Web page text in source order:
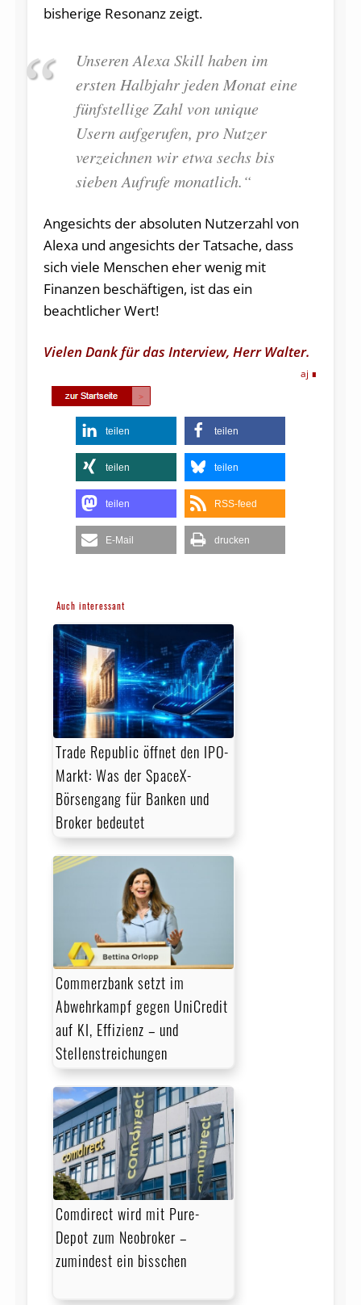
bisherige Resonanz zeigt.
Unseren Alexa Skill haben im
ersten Halbjahr jeden Monat eine
fünfstellige Zahl von unique
Usern aufgerufen, pro Nutzer
verzeichnen wir etwa sechs bis
sieben Aufrufe monatlich.“
Angesichts der absoluten Nutzerzahl von
Alexa und angesichts der Tatsache, dass
sich viele Menschen eher wenig mit
Finanzen beschäftigen, ist das ein
beachtlicher Wert!
Vielen Dank für das Interview, Herr Walter.
aj
teilen teilen
teilen teilen
teilen RSS-feed
E-Mail drucken
Auch interessant
Trade Republic öffnet den IPO-
Markt: Was der SpaceX-
Börsengang für Banken und
Broker bedeutet
Commerzbank setzt im
Abwehrkampf gegen UniCredit
auf KI, Effizienz – und
Stellenstreichungen
Comdirect wird mit Pure-
Depot zum Neobroker –
zumindest ein bisschen